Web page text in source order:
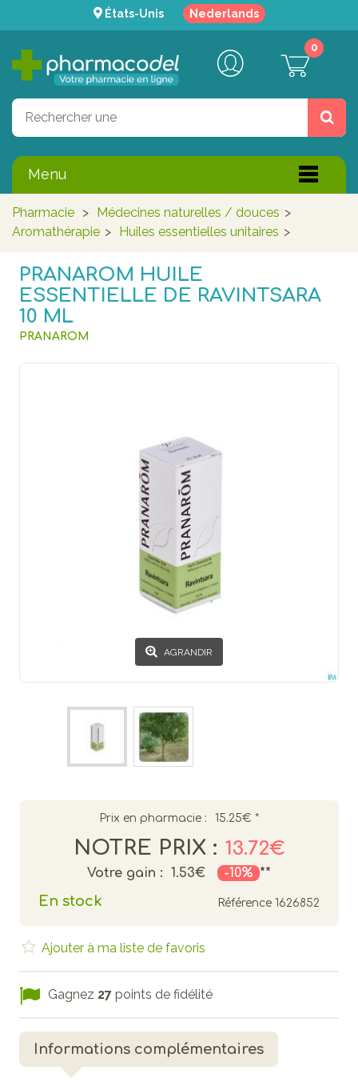
États-Unis Nederlands
0
Menu
Pharmacie > Médecines naturelles / douces >
Aromathérapie > Huiles essentielles unitaires >
PRANAROM HUILE
ESSENTIELLE DE RAVINTSARA
10 ML
PRANAROM
AGRANDIR
Prix en pharmacie : 15.25€ *
NOTRE PRIX : 13.72€
Votre gain : 1.53€ -10% **
En stock Référence 1626852
Ajouter à ma liste de favoris
Gagnez 27 points de fidélité
Informations complémentaires